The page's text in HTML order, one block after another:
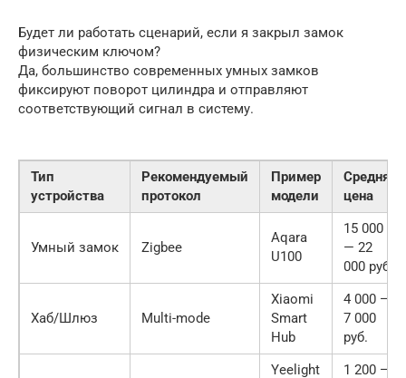
Будет ли работать сценарий, если я закрыл замок
физическим ключом?
Да, большинство современных умных замков
фиксируют поворот цилиндра и отправляют
соответствующий сигнал в систему.
Тип
устройства
Рекомендуемый
протокол
Пример
модели
Средняя
цена
Умный замок Zigbee
Aqara
U100
15 000
— 22
000 руб.
Хаб/Шлюз Multi-mode
Xiaomi
Smart
Hub
4 000 —
7 000
руб.
Yeelight
1 200 —